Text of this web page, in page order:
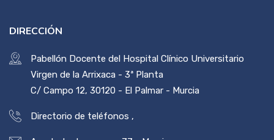
DIRECCIÓN
Pabellón Docente del Hospital Clínico Universitario
Virgen de la Arrixaca - 3ª Planta
C/ Campo 12, 30120 - El Palmar - Murcia
Directorio de teléfonos ,